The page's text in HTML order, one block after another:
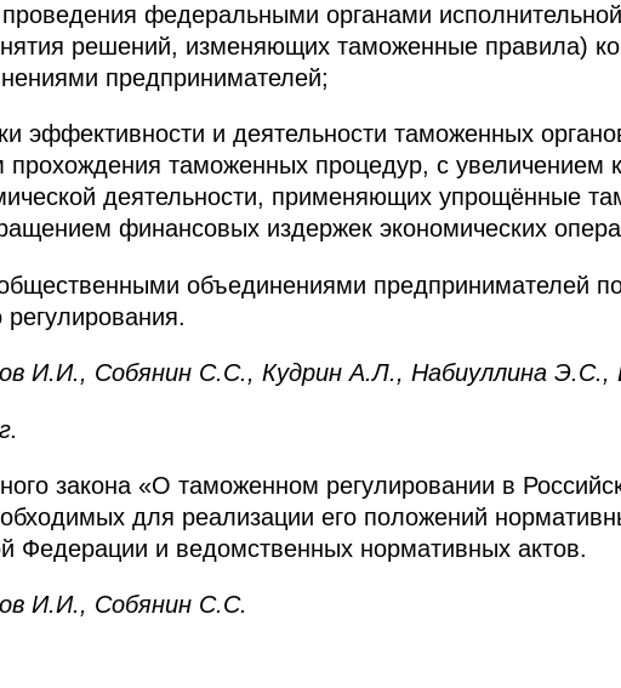
федеральными органами
решений, изменяющих таможенные правила)
предпринимателей;
эффективности и деятельности таможенных
таможенных процедур, с увеличением
деятельности, применяющих упрощённые
финансовых издержек экономических
общественными объединениями предпринимателей
И.И., Собянин С.С., Кудрин А.Л., Набиуллина Э.С.,
закона «О таможенном регулировании в
для реализации его положений
Федерации и ведомственных нормативных актов.
И.И., Собянин С.С.